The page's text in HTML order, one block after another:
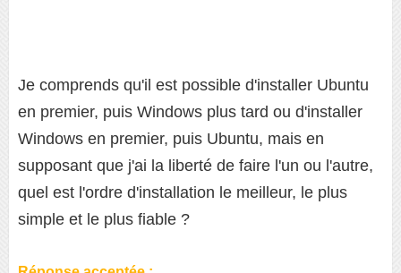
Je comprends qu'il est possible d'installer Ubuntu
en premier, puis Windows plus tard ou d'installer
Windows en premier, puis Ubuntu, mais en
supposant que j'ai la liberté de faire l'un ou l'autre,
quel est l'ordre d'installation le meilleur, le plus
simple et le plus fiable ?